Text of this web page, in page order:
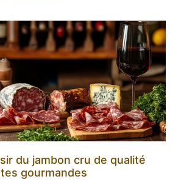
du jambon cru de qualité
gourmandes